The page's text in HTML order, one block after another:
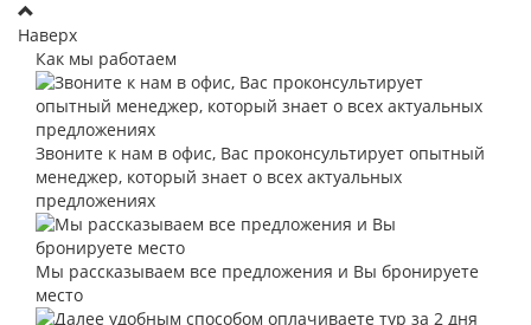
Наверх
Как мы работаем
Звоните к нам в офис, Вас проконсультирует опытный
менеджер, который знает о всех актуальных
предложениях
Мы рассказываем все предложения и Вы бронируете
место